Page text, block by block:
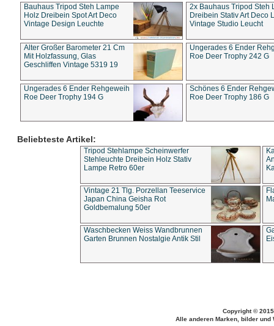
Bauhaus Tripod Steh Lampe
Holz Dreibein Spot Art Deco
Vintage Design Leuchte
2x Bauhaus Tripod Steh
Dreibein Stativ Art Deco
Vintage Studio Leucht
Alter Großer Barometer 21 Cm
Mit Holzfassung, Glas
Geschliffen Vintage 5319 19
Ungerades 6 Ender
Roe Deer Trophy 242 G
Ungerades 6 Ender Rehgeweih
Roe Deer Trophy 194 G
Schönes 6 Ender
Roe Deer Trophy 186 G
Beliebteste Artikel:
Tripod Stehlampe Scheinwerfer
Stehleuchte Dreibein Holz Stativ
Lampe Retro 60er
Vintage 21 Tlg. Porzellan Teeservice
Japan China Geisha Rot
Goldbemalung 50er
Waschbecken Weiss Wandbrunnen
Garten Brunnen Nostalgie Antik Stil
Copyright ©
Alle anderen Marken, bilder und